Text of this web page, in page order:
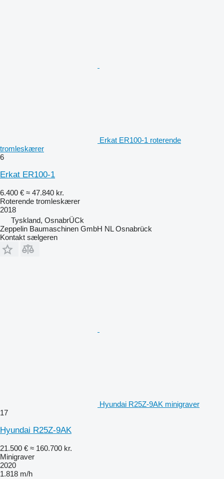
Erkat ER100-1 roterende
tromleskærer
6
Erkat ER100-1
6.400 € ≈ 47.840 kr.
Roterende tromleskærer
2018
Tyskland, OsnabrÜCk
Zeppelin Baumaschinen GmbH NL Osnabrück
Kontakt sælgeren
Hyundai R25Z-9AK minigraver
17
Hyundai R25Z-9AK
21.500 € ≈ 160.700 kr.
Minigraver
2020
1.818 m/h